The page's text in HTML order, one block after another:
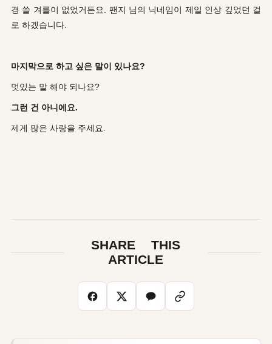
경 쓸 겨를이 없었거든요. 팬지 님의 닉네임이 제일 인상 깊었던 걸
로 하겠습니다.
마지막으로 하고 싶은 말이 있나요?
멋있는 말 해야 되나요?
그런 건 아니에요.
제게 많은 사랑을 주세요.
SHARE THIS
ARTICLE